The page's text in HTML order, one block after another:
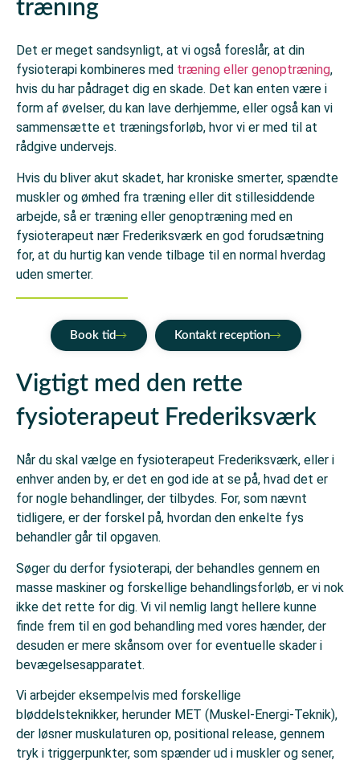
træning
Det er meget sandsynligt, at vi også foreslår, at din
fysioterapi kombineres med træning eller genoptræning,
hvis du har pådraget dig en skade. Det kan enten være i
form af øvelser, du kan lave derhjemme, eller også kan vi
sammensætte et træningsforløb, hvor vi er med til at
rådgive undervejs.
Hvis du bliver akut skadet, har kroniske smerter, spændte
muskler og ømhed fra træning eller dit stillesiddende
arbejde, så er træning eller genoptræning med en
fysioterapeut nær Frederiksværk en god forudsætning
for, at du hurtig kan vende tilbage til en normal hverdag
uden smerter.
Book tid Kontakt reception
Vigtigt med den rette
fysioterapeut Frederiksværk
Når du skal vælge en fysioterapeut Frederiksværk, eller i
enhver anden by, er det en god ide at se på, hvad det er
for nogle behandlinger, der tilbydes. For, som nævnt
tidligere, er der forskel på, hvordan den enke lte fys
behandler går til opgaven.
Søger du derfor fysioterapi, der behandles gennem en
masse maskiner og forskellige behandlingsforløb, er vi nok
ikke det rette for dig. Vi vil nemlig langt hellere kunne
finde frem til en god behandling med vores hænder, der
desuden er mere skånsom over for eventuelle skader i
bevægelsesapparatet.
Vi arbejder eksempelvis med forskellige
bløddelsteknikker, herunder MET (Muskel-Energi-Teknik),
der løsner muskulaturen op, positional release, gennem
tryk i triggerpunkter, som spænder ud i muskler og sener,